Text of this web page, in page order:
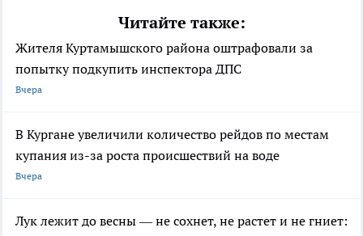
Читайте также:
Жителя Куртамышского района оштрафовали за
попытку подкупить инспектора ДПС
Вчера
В Кургане увеличили количество рейдов по местам
купания из-за роста происшествий на воде
Вчера
Лук лежит до весны — не сохнет, не растет и не гниет: